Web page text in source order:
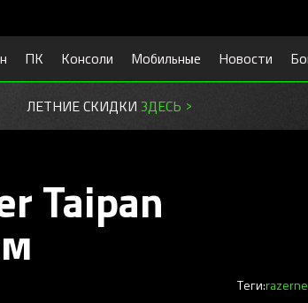
ПК Консоли Мобильные Новости
ЛЕТНИЕ СКИДКИ ЗДЕСЬ >
Taipan
Теги:razer